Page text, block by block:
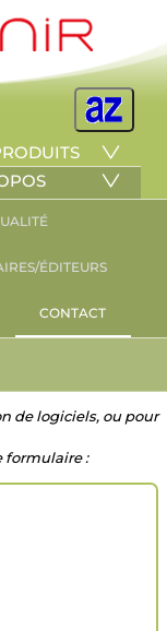
ÉDITEURS
CONTACT
de logiciels, ou pour
formulaire :